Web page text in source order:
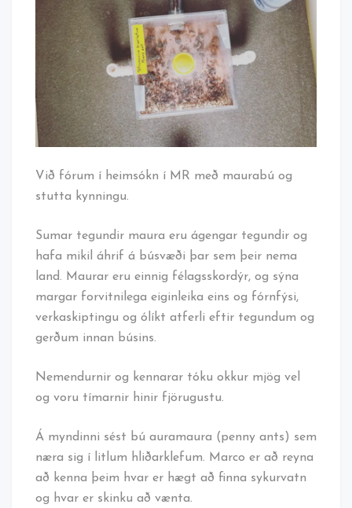
í
MR
Við fórum í heimsókn í MR með maurabú og
stutta kynningu.
Sumar tegundir maura eru ágengar tegundir og
hafa mikil áhrif á búsvæði þar sem þeir nema
land. Maurar eru einnig félagsskordýr, og sýna
margar forvitnilega eiginleika eins og fórnfýsi,
verkaskiptingu og ólíkt atferli eftir tegundum og
gerðum innan búsins.
Nemendurnir og kennarar tóku okkur mjög vel
og voru tímarnir hinir fjörugustu.
Á myndinni sést bú auramaura (penny ants) sem
næra sig í litlum hliðarklefum. Marco er að reyna
að kenna þeim hvar er hægt að finna sykurvatn
og hvar er skinku að vænta.